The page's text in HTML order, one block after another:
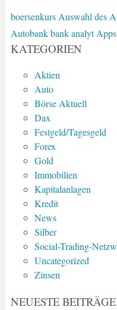
boersenkurs Auswahl des
Autobank bank analyt Apps
KATEGORIEN
Aktien
Auto
Börse Aktuell
Dax
Festgeld/Tagesgeld
Forex
Gold
Immobilien
Kapitalanlagen
Kredit
News
Silber
Social-Trading-
Uncategorized
Zinsen
NEUESTE BEITRÄGE